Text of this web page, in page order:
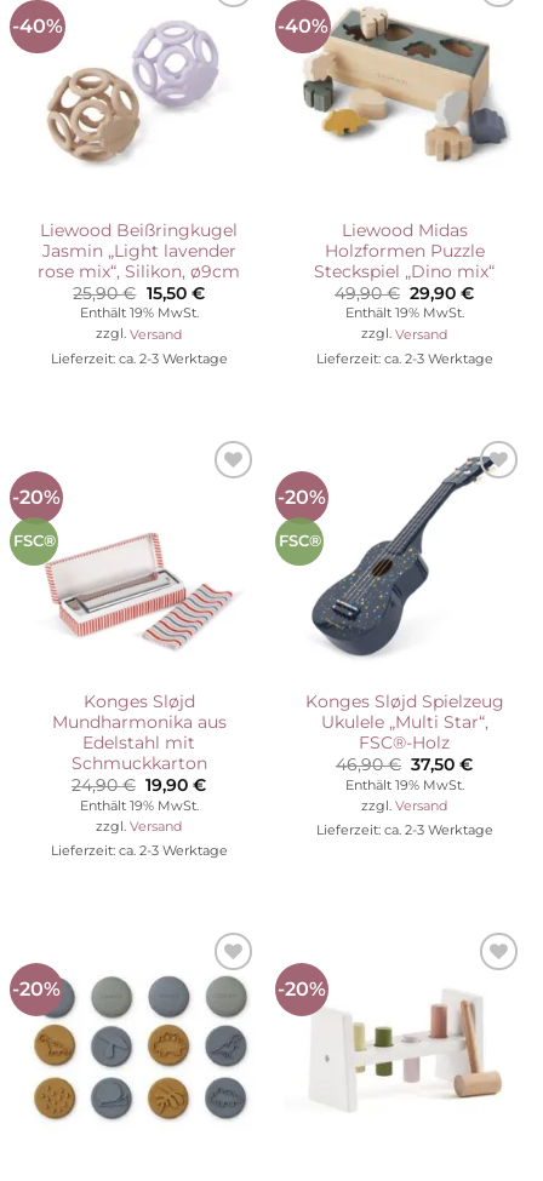
-40%
Auf die
Wunschliste
Liewood Beißringkugel
Jasmin „Light lavender
rose mix“, Silikon, ø9cm
25,90€ Ursprünglicher
Preis
war:
25,90 €
15,50 €Aktueller
Enthält 19% MwSt.
zzgl. Versand
Lieferzeit: ca. 2-3 Werktage
-40%
Wunschliste
Liewood Midas
Holzformen Puzzle
Steckspiel „Dino mix“
49,90€ Ursprünglicher
Preis
war:
49,90 €
29,90€
Enthält 19% MwSt.
zzgl. Versand
Lieferzeit: ca. 2-3 Werktage
-20%
FSC®
Konges Sløjd
Mundharmonika aus
Edelstahl mit
Schmuckkarton
24,90€ Ursprünglicher
Preis
war:
24,90 €
19,90€Aktueller
Enthält 19% MwSt.
zzgl. Versand
Lieferzeit: ca. 2-3 Werktage
-20%
FSC®
Auf die
Wunschliste
Konges Sløjd Spielzeug
Ukulele „Multi Star“,
FSC®-Holz
46,90€ Ursprünglicher
Preis
war:
46,90 €
37,50€
Enthält 19% MwSt.
zzgl. Versand
Lieferzeit: ca. 2-3 Werktage
-20%
Auf die
Wunschliste
-20%
Auf die
Wunschliste